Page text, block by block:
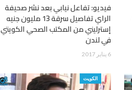
فيديو: تفاعل نيابي بعد نشر صحيفة
الراي تفاصيل سرقة 13 مليون جنيه
إسترليني من المكتب الصحي الكويتي
في لندن
6 يناير 2017
الكويت